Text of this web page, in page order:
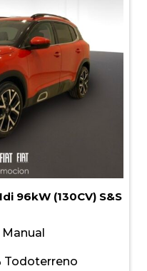
96kW (130CV) S&S
Manual
Todoterreno